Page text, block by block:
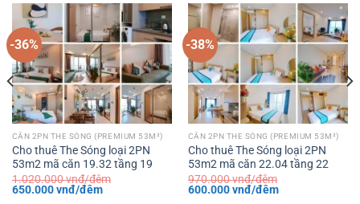
-36%
CĂN 2PN THE SÓNG (PREMIUM 53M²)
Cho thuê The Sóng loại 2PN
53m2 mã căn 19.32 tầng 19
1.020.000vnđ/đêm
Giá
650.000vnđ/đêmGiá
-38%
CĂN 2PN THE SÓNG (PREMIUM 53M²)
Cho thuê The Sóng loại 2PN
53m2 mã căn 22.04 tầng 22
970.000vnđ/đêm
Giá
600.000vnđ/đêmGiá